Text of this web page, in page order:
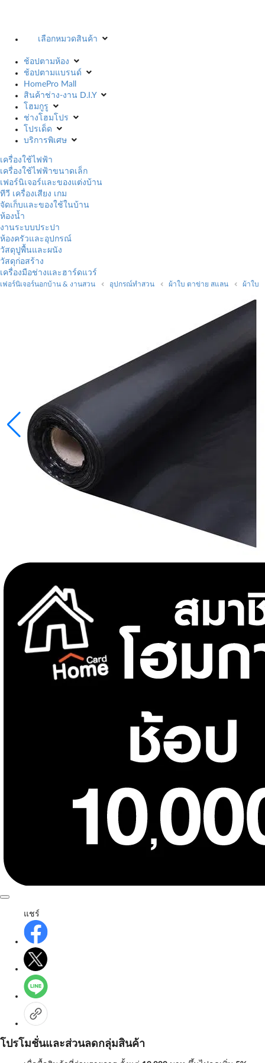
เลือกหมวดสินค้า
ช้อปตามห้อง
ช้อปตามแบรนด์
HomePro Mall
สินค้าช่าง-งาน D.I.Y
โฮมกูรู
ช่างโฮมโปร
โปรเด็ด
บริการพิเศษ
เครื่องใช้ไฟฟ้า
เครื่องใช้ไฟฟ้าขนาดเล็ก
เฟอร์นิเจอร์และของแต่งบ้าน
ทีวี เครื่องเสียง เกม
จัดเก็บและของใช้ในบ้าน
ห้องน้ำ
งานระบบประปา
ห้องครัวและอุปกรณ์
วัสดุปูพื้นและผนัง
วัสดุก่อสร้าง
เครื่องมือช่างและฮาร์ดแวร์
เฟอร์นิเจอร์นอกบ้าน & งานสวน อุปกรณ์ทำสวน ผ้าใบ ตาข่าย สแลน ผ้าใบ
แชร์
โปรโมชั่นและส่วนลดกลุ่มสินค้า